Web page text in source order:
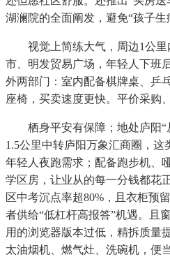
湖澜院的全面阐发，避免“孩子生
视觉上简练大气，周边1公里
市、明发贸易广场，年轻人下班
外两部门：室内配备棋牌桌、乒
座椅，买卖速度更快。平价采购
栖身平安有保障；地处庐阳“
1.5公里中转庐阳万象汇商圈，
年轻人夜跑需求；配备跑步机、
学区房，让业从的每一分钱都花
区中考沉点率超80%，且衣柜预
者供给“低杠杆高报答”机遇。且
用的浏览器版本过低，精拆质量
太油烟机、燃气灶、洗碗机，便